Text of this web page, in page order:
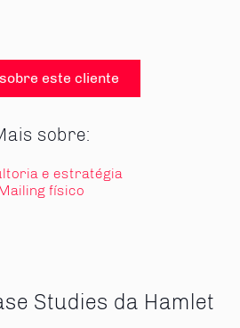
este cliente
sobre:
e estratégia
físico
Studies da Hamlet